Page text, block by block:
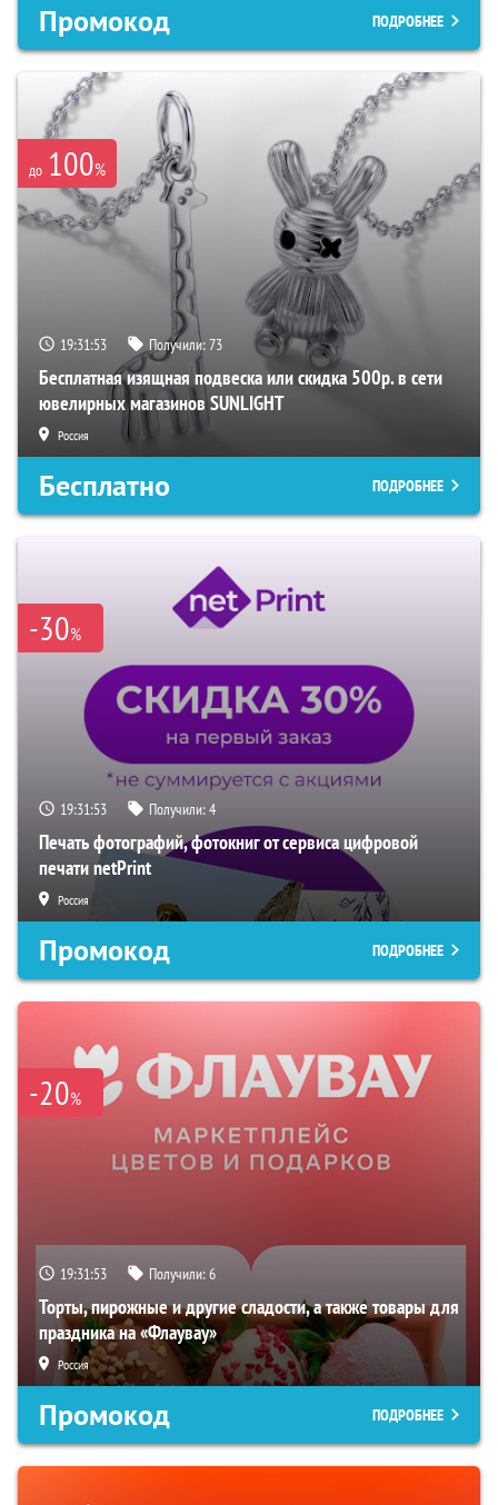
Промокод ПОДРОБНЕЕ
до 100%
19:31:52 Получили:73
Бесплатная изящная подвеска или скидка 500р. в сети
ювелирных магазинов SUNLIGHT
Россия
Бесплатно ПОДРОБНЕЕ
-30%
19:31:52 Получили:4
Печать фотографий, фотокниг от сервиса цифровой
печати netPrint
Россия
Промокод ПОДРОБНЕЕ
-20%
19:31:52 Получили:6
Торты, пирожные и другие сладости, а также товары для
праздника на «Флаувау»
Россия
Промокод ПОДРОБНЕЕ